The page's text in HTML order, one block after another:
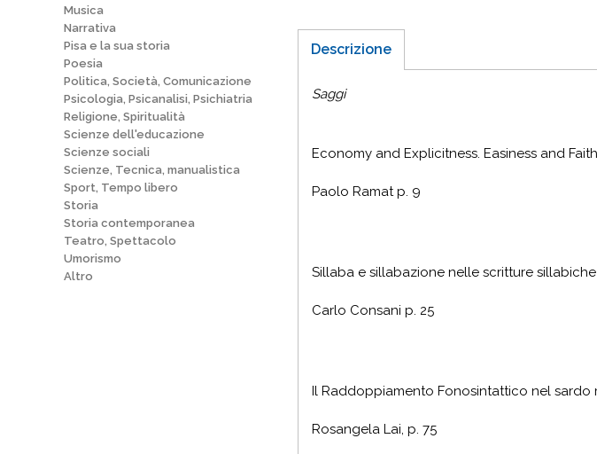
Musica
Narrativa
Pisa e la sua storia
Poesia
Politica, Società, Comunicazione
Psicologia, Psicanalisi, Psichiatria
Religione, Spiritualità
Scienze dell'educazione
Scienze sociali
Scienze, Tecnica, manualistica
Sport, Tempo libero
Storia
Storia contemporanea
Teatro, Spettacolo
Umorismo
Altro
Descrizione
Saggi
Economy and Explicitness. Easiness and
Paolo Ramat p. 9
Sillaba e sillabazione nelle scritture
Carlo Consani p. 25
Il Raddoppiamento Fonosintattico nel sardo
Rosangela Lai, p. 75